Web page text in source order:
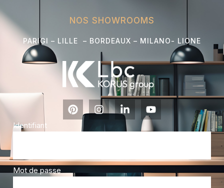
NOS SHOWROOMS
PARIGI – LILLE – BORDEAUX – MILANO- LIONE
Identifiant
Mot de passe